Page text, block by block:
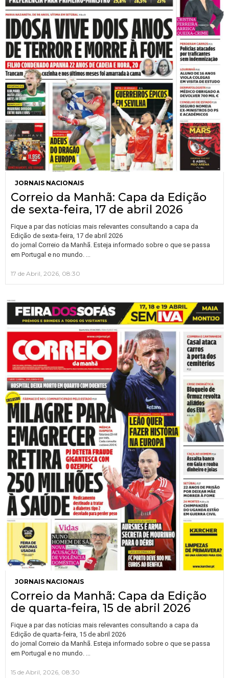
JORNAIS NACIONAIS
Correio da Manhã: Capa da Edição
de sexta-feira, 17 de abril 2026
Fique a par das notícias mais relevantes consultando a capa da
Edição de sexta-feira, 17 de abril 2026
do jornal Correio da Manhã. Esteja informado sobre o que se passa
em Portugal e no mundo.
17 de Abril, 2026, 08:30
JORNAIS NACIONAIS
Correio da Manhã: Capa da Edição
de quarta-feira, 15 de abril 2026
Fique a par das notícias mais relevantes consultando a capa da
Edição de quarta-feira, 15 de abril 2026
do jornal Correio da Manhã. Esteja informado sobre o que se passa
em Portugal e no mundo.
15 de Abril, 2026, 08:30